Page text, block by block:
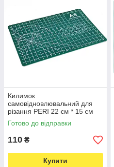
Килимок
самовідновлювальний для
різання PERI 22 см * 15 см
тришаровий (7204)
Готово до відправки
110 ₴
Купити